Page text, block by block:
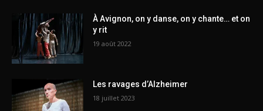
À Avignon, on y danse, on y chante… et on
y rit
19 août 2022
Les ravages d’Alzheimer
18 juillet 2023